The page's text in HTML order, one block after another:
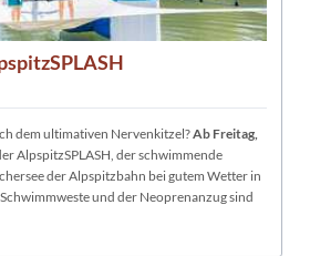
dem ultimativen Nervenkitzel?Ab Freitag,
AlpspitzSPLASH, der schwimmende
der Alpspitzbahn bei gutem Wetter in
und der Neoprenanzug sind